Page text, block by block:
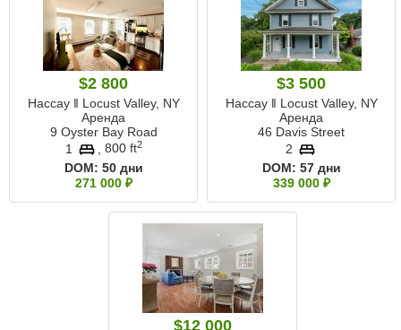
$2 800
Нассау ‖ Locust Valley, NY
Аренда
9 Oyster Bay Road
1
800 ft2
DOM: 50 дни
271 000 ₽
$3 500
Нассау ‖ Locust Valley, NY
Аренда
46 Davis Street
2
DOM: 57 дни
339 000 ₽
$12 000